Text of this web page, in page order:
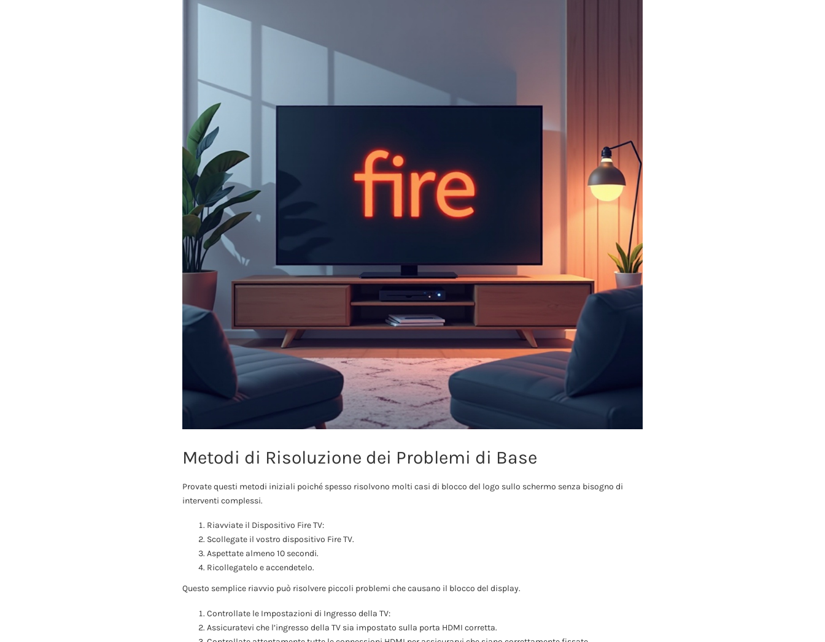
Metodi di Risoluzione dei Problemi di Base
Provate questi metodi iniziali poiché spesso risolvono molti casi di blocco del logo sullo schermo senza bisogno di
interventi complessi.
Riavviate il Dispositivo Fire TV:
Scollegate il vostro dispositivo Fire TV.
Aspettate almeno 10 secondi.
Ricollegatelo e accendetelo.
Questo semplice riavvio può risolvere piccoli problemi che causano il blocco del display.
Controllate le Impostazioni di Ingresso della TV:
Assicuratevi che l’ingresso della TV sia impostato sulla porta HDMI corretta.